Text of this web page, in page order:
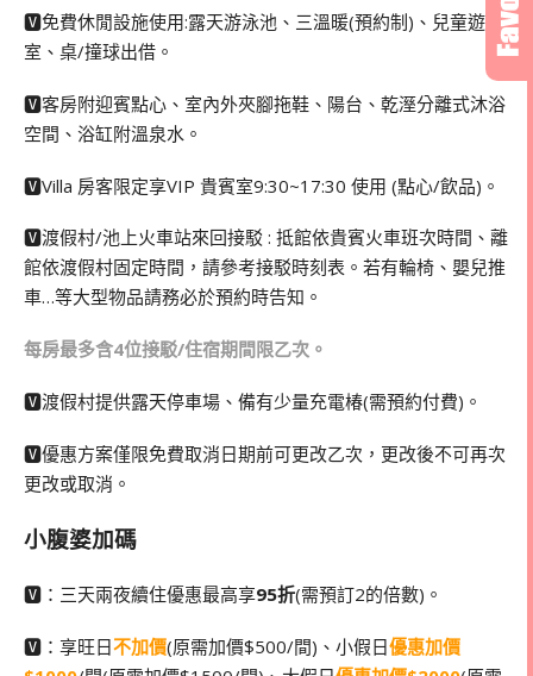
🆅免費休閒設施使用:露天游泳池、三溫暖(預約制)、兒童遊戲
室、桌/撞球出借。
🆅客房附迎賓點心、室內外夾腳拖鞋、陽台、乾溼分離式沐浴
空間、浴缸附溫泉水。
🆅Villa 房客限定享VIP 貴賓室9:30~17:30 使用 (點心/飲品)。
🆅渡假村/池上火車站來回接駁 : 抵館依貴賓火車班次時間、離
館依渡假村固定時間，請參考接駁時刻表。若有輪椅、嬰兒推
車…等大型物品請務必於預約時告知。
每房最多含4位接駁/住宿期間限乙次。
🆅渡假村提供露天停車場、備有少量充電椿(需預約付費)。
🆅優惠方案僅限免費取消日期前可更改乙次，更改後不可再次
更改或取消。
小腹婆加碼
🆅：三天兩夜續住優惠最高享95折(需預訂2的倍數)。
🆅：享旺日不加價(原需加價$500/間)、小假日優惠加價